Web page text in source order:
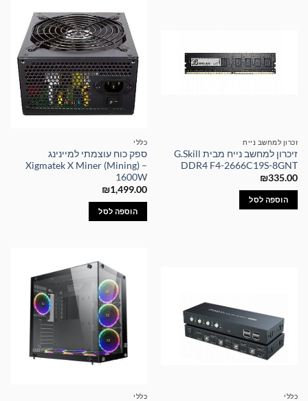
זכרון למחשב נייח
זיכרון למחשב נייח מבית G.Skill
DDR4 F4-2666C19S-8GNT
₪335.00
הוספה לסל
כללי
ספק כוח עוצמתי למיינינג
Xigmatek X Miner (Mining) –
1600W
₪1,499.00
הוספה לסל
כללי כללי